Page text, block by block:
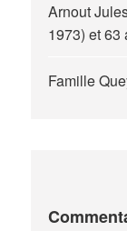
Arnout
1973) et 63
Famille